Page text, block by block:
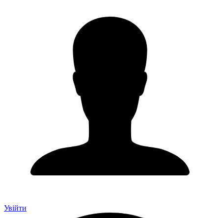
Увійти